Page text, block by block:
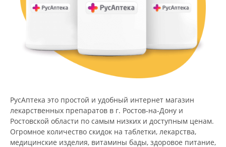
РусАптека это простой и удобный интернет магазин
лекарственных препаратов в г. Ростов-на-Дону и
Ростовской области по самым низких и доступным ценам.
Огромное количество скидок на таблетки, лекарства,
медицинские изделия, витамины бады, здоровое питание,